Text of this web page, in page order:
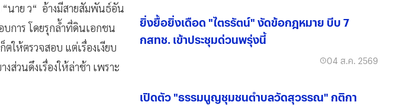
นาย ว“ อ้างมีสายสัมพันธ์อัน
บการ โดยรุกล้ำที่ดินเอกชน
ให้ตรวจสอบ แต่เรื่องเงียบ
ส่วนดึงเรื่องให้ล่าช้า เพราะ
ยิ่งยื้อยิ่งเดือด "ไตรรัตน์" งัดข้อกฎหมาย บีบ 7
กสทช. เข้าประชุมด่วนพรุ่งนี้
04 ส.ค. 2569
เปิดตัว "ธรรมนูญชุมชนตำบลวัดสุวรรณ" กติกา